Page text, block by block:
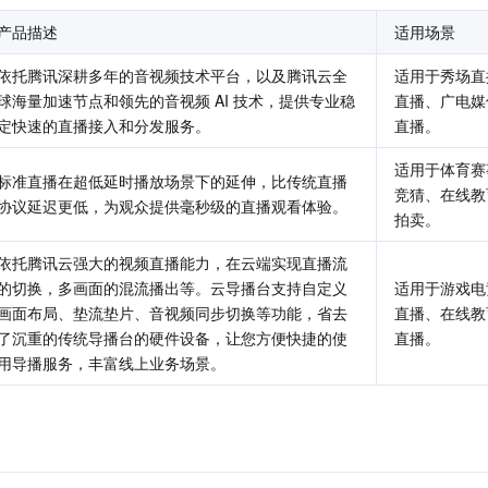
品描述
适用场景
托腾讯深耕多年的音视频技术平台，以及腾讯云全
海量加速节点和领先的音视频 AI 技术，提供专业稳
快速的直播接入和分发服务。
适用于秀场
直播、广电
直播。
准直播在超低延时播放场景下的延伸，比传统直播
议延迟更低，为观众提供毫秒级的直播观看体验。
适用于体育
竞猜、在线
拍卖。
托腾讯云强大的视频直播能力，在云端实现直播流
切换，多画面的混流播出等。云导播台支持自定义
面布局、垫流垫片、音视频同步切换等功能，省去
沉重的传统导播台的硬件设备，让您方便快捷的使
导播服务，丰富线上业务场景。
适用于游戏
直播、在线
直播。